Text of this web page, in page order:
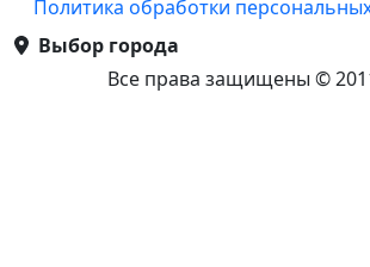
Политика обработки
Выбор города
Все права защищены ©